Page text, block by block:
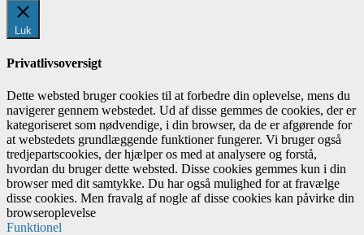
Luk
Privatlivsoversigt
Dette websted bruger cookies til at forbedre din oplevelse, mens du
navigerer gennem webstedet. Ud af disse gemmes de cookies, der er
kategoriseret som nødvendige, i din browser, da de er afgørende for
at webstedets grundlæggende funktioner fungerer. Vi bruger også
tredjepartscookies, der hjælper os med at analysere og forstå,
hvordan du bruger dette websted. Disse cookies gemmes kun i din
browser med dit samtykke. Du har også mulighed for at fravælge
disse cookies. Men fravalg af nogle af disse cookies kan påvirke din
browseroplevelse
Funktionel